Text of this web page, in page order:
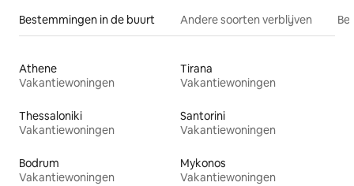
Bestemmingen in de buurt Andere soorten verblijven
Athene
Vakantiewoningen
Tirana
Vakantiewoningen
Thessaloniki
Vakantiewoningen
Santorini
Vakantiewoningen
Bodrum
Vakantiewoningen
Mykonos
Vakantiewoningen